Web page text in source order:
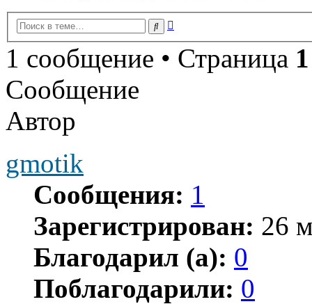
Поиск
1 сообщение • Страница 1
Сообщение
Автор
gmotik
Сообщения: 1
Зарегистрирован: 26
Благодарил (а): 0
Поблагодарили: 0